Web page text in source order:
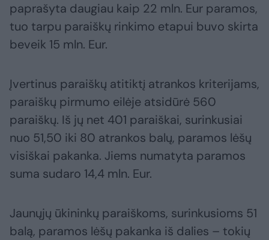
paprašyta daugiau kaip 22 mln. Eur paramos,
tuo tarpu paraiškų rinkimo etapui buvo skirta
beveik 15 mln. Eur.
Įvertinus paraiškų atitiktį atrankos kriterijams,
paraiškų pirmumo eilėje atsidūrė 560
paraiškų. Iš jų net 401 paraiškai, surinkusiai
nuo 51,50 iki 80 atrankos balų, paramos lėšų
visiškai pakanka. Jiems numatyta paramos
suma sudaro 14,4 mln. Eur.
Jaunųjų ūkininkų paraiškoms, surinkusioms 51
balą, paramos lėšų pakanka iš dalies – tokių